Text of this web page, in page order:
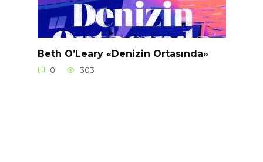
Beth O’Leary «Denizin Ortasında»
0 303